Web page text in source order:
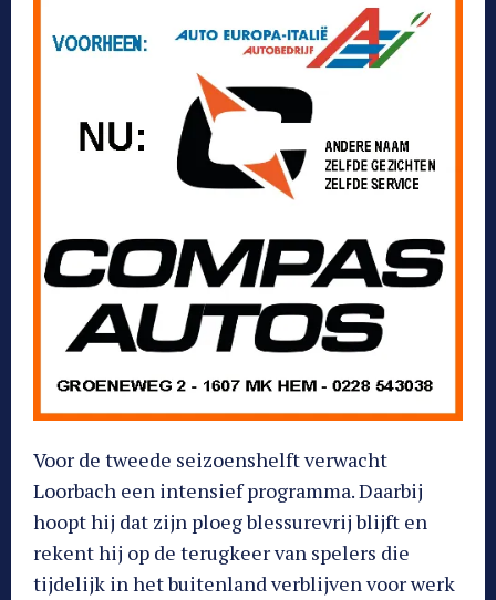
Voor de tweede seizoenshelft verwacht
Loorbach een intensief programma. Daarbij
hoopt hij dat zijn ploeg blessurevrij blijft en
rekent hij op de terugkeer van spelers die
tijdelijk in het buitenland verblijven voor werk